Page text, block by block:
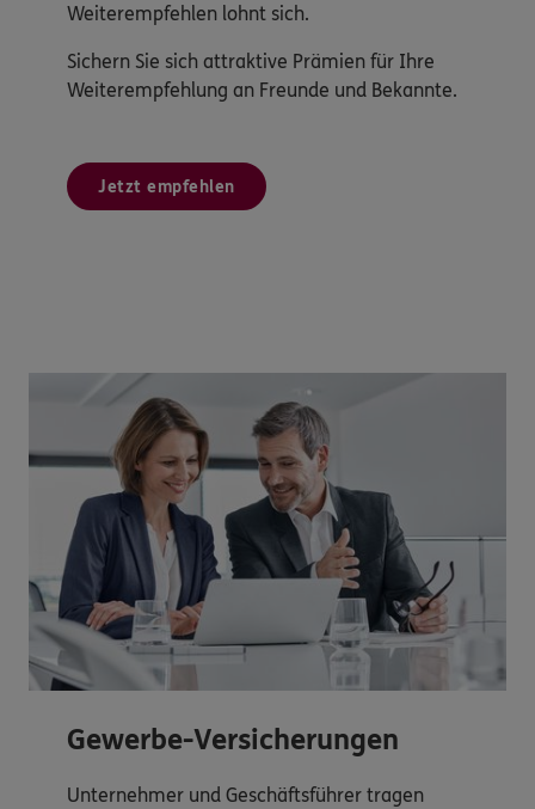
Weiterempfehlen lohnt sich.
Sichern Sie sich attraktive Prämien für Ihre
Weiterempfehlung an Freunde und Bekannte.
Jetzt empfehlen
Gewerbe-Versicherungen
Unternehmer und Geschäftsführer tragen